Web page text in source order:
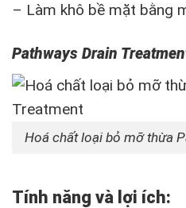
– Làm khô bề mặt bằng
Pathways Drain
Hoá chất loại bỏ mỡ thừa
Tính năng và lợi ích: